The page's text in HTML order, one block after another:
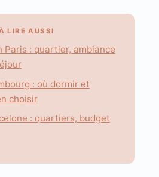
LIRE AUSSI
Paris : quartier, ambiance
: où dormir et
choisir
: quartiers, budget